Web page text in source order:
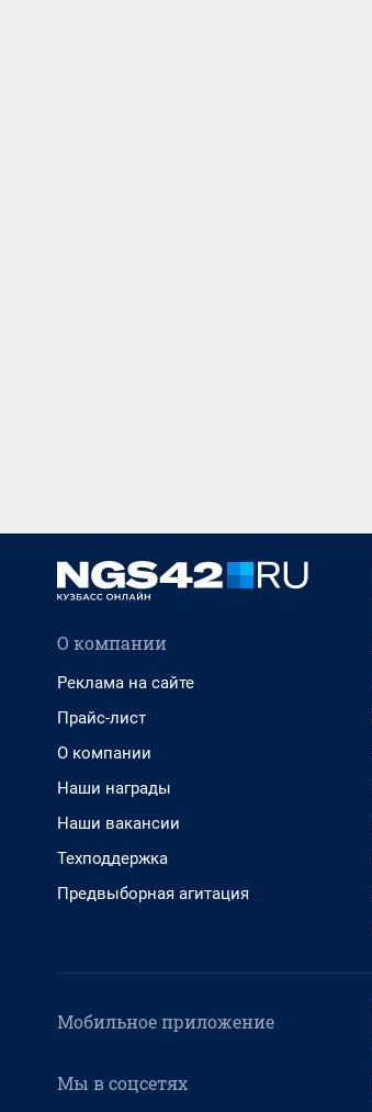
О компании
Реклама на сайте
Прайс-лист
О компании
Наши награды
Наши вакансии
Техподдержка
Предвыборная агитация
Мобильное приложение
Мы в соцсетях